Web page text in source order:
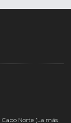
Norte (La más